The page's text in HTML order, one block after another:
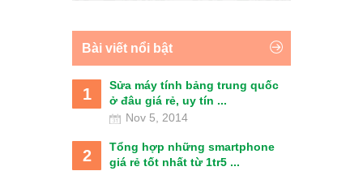
Bài viết nổi bật
1
Sửa máy tính bảng trung quốc
ở đâu giá rẻ, uy tín ...
Nov 5, 2014
2
Tổng hợp những smartphone
giá rẻ tốt nhất từ 1tr5 ...